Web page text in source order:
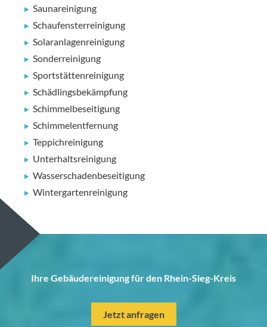
Saunareinigung
Schaufensterreinigung
Solaranlagenreinigung
Sonderreinigung
Sportstättenreinigung
Schädlingsbekämpfung
Schimmelbeseitigung
Schimmelentfernung
Teppichreinigung
Unterhaltsreinigung
Wasserschadenbeseitigung
Wintergartenreinigung
Ihre Gebäudereinigung für den Rhein-Sieg-Kreis
Jetzt anfragen